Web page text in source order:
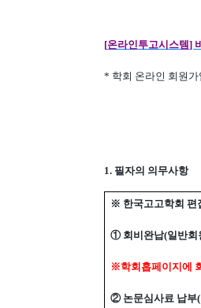
[온라인투고시스템]
* 학회 온라인 회원
1. 필자의 의무사항
※ 한국고고학회
① 회비완납(일반회
※학회홉페이지에
② 논문심사료 납부(